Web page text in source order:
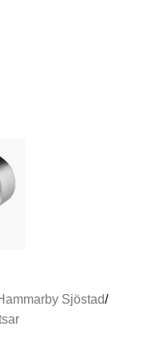
Sjöstad/